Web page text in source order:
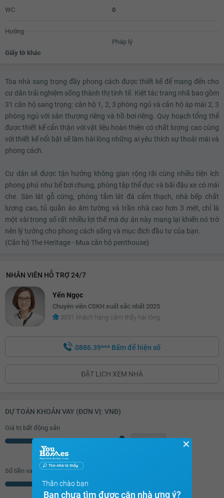
WC 0
Hướng
Pháp lý
Giấy tờ khác
Tòa nhà sang trọng đầy phong cách được thiết kế để mang đến cho
cư dân trải nghiệm sống thành thị tinh tế. Kiệt tác trang nhã bao gồm
31 căn hộ sang trọng: căn hộ 1, 2, 3 phòng ngủ và căn hộ áp mái 2, 3
phòng ngủ với sân thượng riêng và hồ bơi riêng. Quy hoạch tổng thể
được thiết kế cẩn thận với vật liệu hoàn thiện có chất lượng cao cùng
với thiết kế nổi bật sẽ làm hài lòng những ai yêu thích sự thoải mái và
phong cách.
Cư dân sẽ được tận hưởng không gian rộng rãi cùng nhiều tiện ích
phong phú như bể bơi chung, phòng tập thể dục và bãi đậu xe có mái
che. Sàn lát gỗ cứng, phòng tắm lát đá cẩm thạch, nhà bếp chất
lượng cao, tủ quần áo âm tường và trần nhà cao hơn 3 mét, chỉ là
một vài trong số rất nhiều lợi thế mà dự án này mang lại khiến nó trở
nên lý tưởng cho phong cách sống và mục đích đầu tư của bạn.
(Căn hộ The Heritage - Mua căn hộ penthouse)
NHÂN VIÊN HỖ TRỢ 24/7
Yến Ngọc
Chuyên viên CSKH xuất sắc nhất 2025
3051 khách hàng cảm thấy hài lòng
0886.39*** Bấm để hiện số
ĐẶT LỊCH XEM NHÀ
DỰ TOÁN KHOẢN VAY (ĐƠN VỊ: VNĐ)
Giá trị bất động sản
Số tiền vay ( 70%/GTNĐ)
✕
Thân chào bạn
Bạn chưa tìm được căn nhà ưng ý?